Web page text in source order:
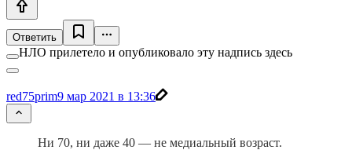
Ответить
НЛО прилетело и опубликовало эту надпись здесь
red75prim9 мар 2021 в 13:36
Ни 70, ни даже 40 — не медиальный возраст.